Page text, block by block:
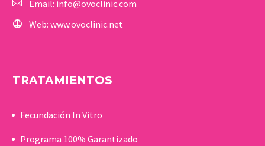
Email: info@ovoclinic.com
Web: www.ovoclinic.net
TRATAMIENTOS
Fecundación In Vitro
Programa 100% Garantizado